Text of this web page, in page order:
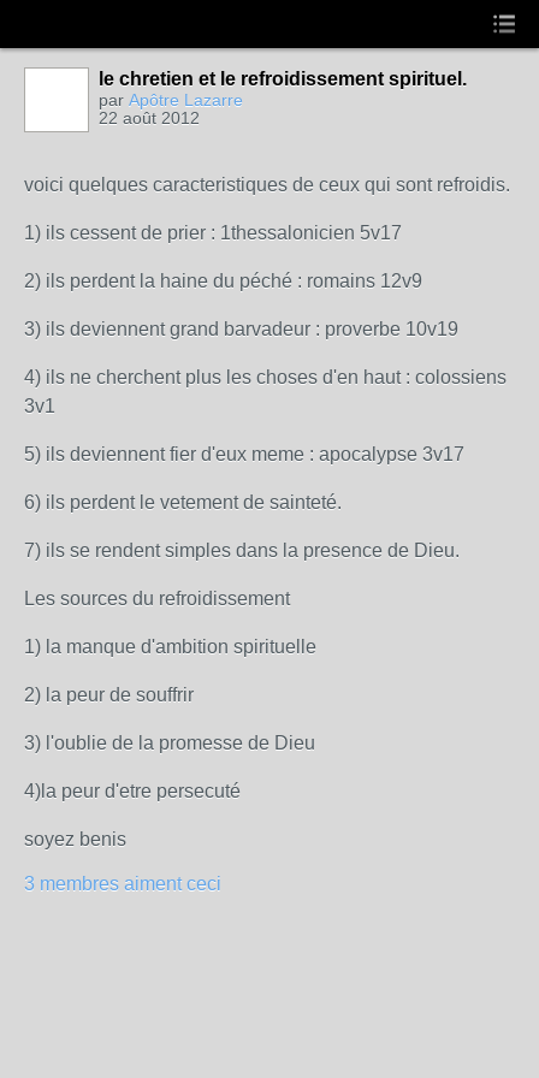
le chretien et le refroidissement spirituel.
par Apôtre Lazarre
22 août 2012
voici quelques caracteristiques de ceux qui sont refroidis.
1) ils cessent de prier : 1thessalonicien 5v17
2) ils perdent la haine du péché : romains 12v9
3) ils deviennent grand barvadeur : proverbe 10v19
4) ils ne cherchent plus les choses d'en haut : colossiens
3v1
5) ils deviennent fier d'eux meme : apocalypse 3v17
6) ils perdent le vetement de sainteté.
7) ils se rendent simples dans la presence de Dieu.
Les sources du refroidissement
1) la manque d'ambition spirituelle
2) la peur de souffrir
3) l'oublie de la promesse de Dieu
4)la peur d'etre persecuté
soyez benis
3 membres aiment ceci